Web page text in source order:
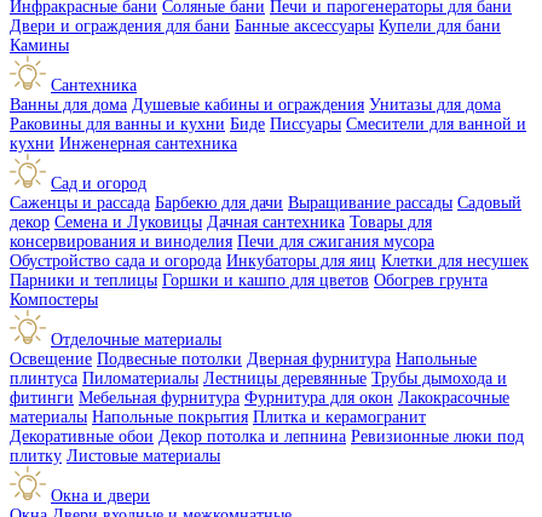
Инфракрасные бани Соляные бани Печи и парогенераторы для бани
Двери и ограждения для бани Банные аксессуары Купели для бани
Камины
Сантехника
Ванны для дома Душевые кабины и ограждения Унитазы для дома
Раковины для ванны и кухни Биде Писсуары Смесители для ванной и
кухни Инженерная сантехника
Сад и огород
Саженцы и рассада Барбекю для дачи Выращивание рассады Садовый
декор Семена и Луковицы Дачная сантехника Товары для
консервирования и виноделия Печи для сжигания мусора
Обустройство сада и огорода Инкубаторы для яиц Клетки для несушек
Парники и теплицы Горшки и кашпо для цветов Обогрев грунта
Компостеры
Отделочные материалы
Освещение Подвесные потолки Дверная фурнитура Напольные
плинтуса Пиломатериалы Лестницы деревянные Трубы дымохода и
фитинги Мебельная фурнитура Фурнитура для окон Лакокрасочные
материалы Напольные покрытия Плитка и керамогранит
Декоративные обои Декор потолка и лепнина Ревизионные люки под
плитку Листовые материалы
Окна и двери